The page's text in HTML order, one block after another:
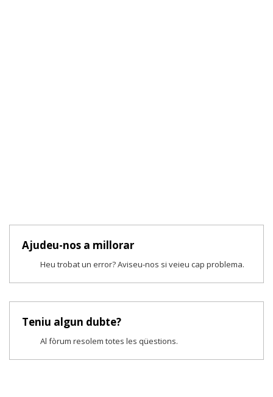
Ajudeu-nos a millorar
Heu trobat un error? Aviseu-nos si veieu cap problema.
Teniu algun dubte?
Al fòrum resolem totes les qüestions.